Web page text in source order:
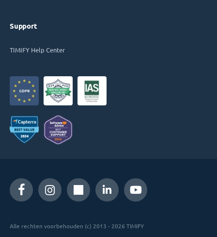
Support
TIMIFY Help Center
Alle rechten voorbehouden (c) 2013 - 2026 TIMIFY